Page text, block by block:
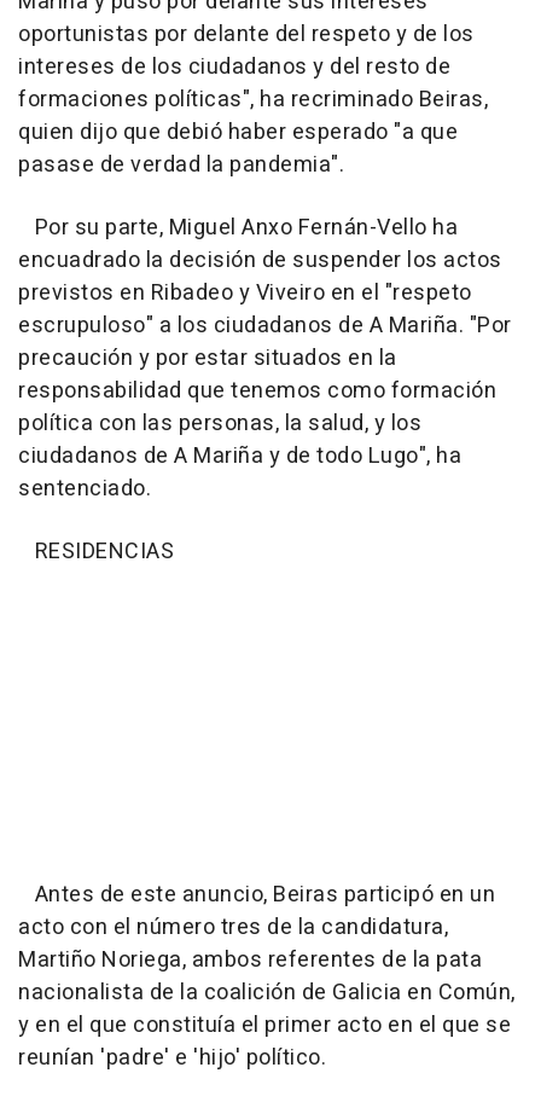
oportunistas por delante del respeto y de los
intereses de los ciudadanos y del resto de
formaciones políticas", ha recriminado Beiras,
quien dijo que debió haber esperado "a que
pasase de verdad la pandemia".
Por su parte, Miguel Anxo Fernán-Vello ha
encuadrado la decisión de suspender los actos
previstos en Ribadeo y Viveiro en el "respeto
escrupuloso" a los ciudadanos de A Mariña. "Por
precaución y por estar situados en la
responsabilidad que tenemos como formación
política con las personas, la salud, y los
ciudadanos de A Mariña y de todo Lugo", ha
sentenciado.
RESIDENCIAS
Antes de este anuncio, Beiras participó en un
acto con el número tres de la candidatura,
Martiño Noriega, ambos referentes de la pata
nacionalista de la coalición de Galicia en Común,
y en el que constituía el primer acto en el que se
reunían 'padre' e 'hijo' político.